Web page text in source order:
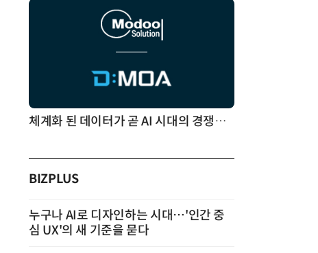
체계화 된 데이터가 곧 AI 시대의 경쟁력이다
BIZPLUS
누구나 AI로 디자인하는 시대…'인간 중
심 UX'의 새 기준을 묻다